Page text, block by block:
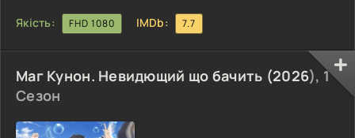
Якість: FHD 1080 IMDb: 7.7
Маг Кунон. Невидющий що бачить (2026), 1
Сезон